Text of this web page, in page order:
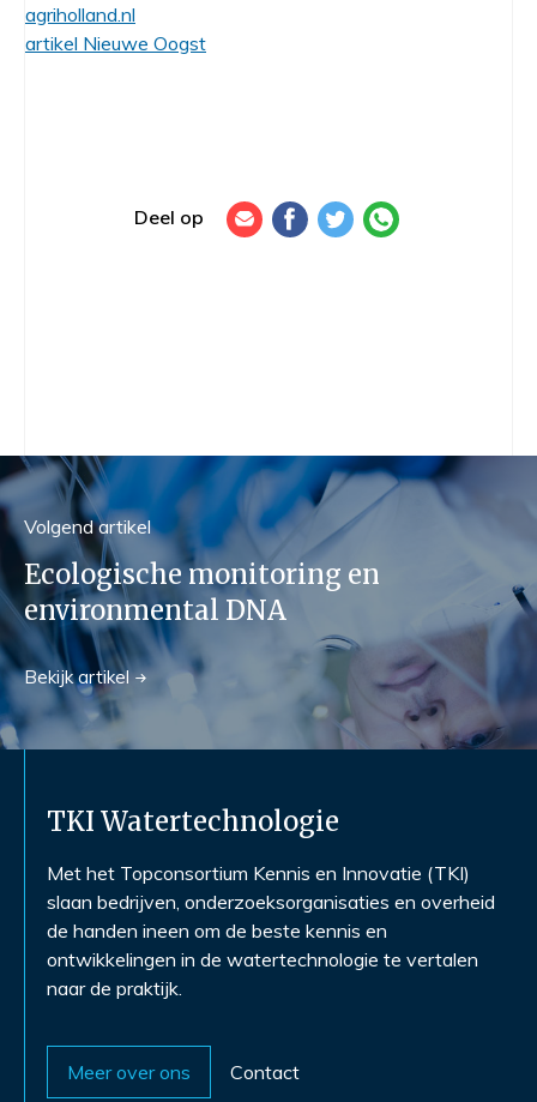
agriholland.nl
artikel Nieuwe Oogst
Deel op
Volgend artikel
Ecologische monitoring en
environmental DNA
Bekijkartikel
TKI Watertechnologie
Met het Topconsortium Kennis en Innovatie (TKI)
slaan bedrijven, onderzoeksorganisaties en overheid
de handen ineen om de beste kennis en
ontwikkelingen in de watertechnologie te vertalen
naar de praktijk.
Meer over ons Contact